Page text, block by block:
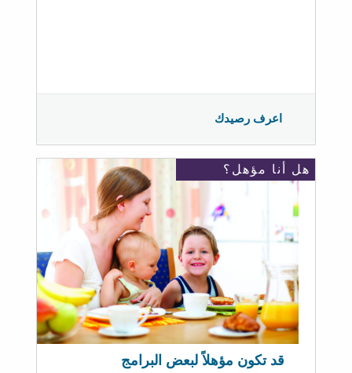
اعرف رصيدك
هل أنا مؤهل؟
قد تكون مؤهلاً لبعض البرامج